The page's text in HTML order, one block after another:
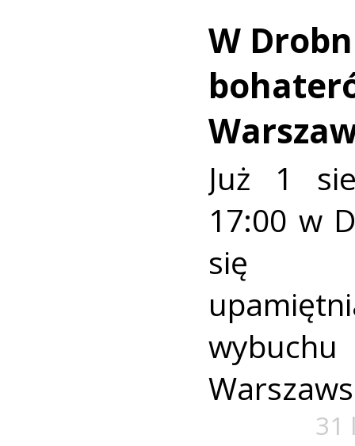
W
Już 1
17:00 w
się
31